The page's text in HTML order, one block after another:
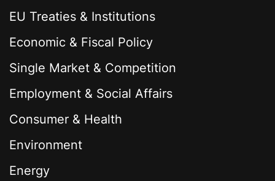
EU Treaties & Institutions
Economic & Fiscal Policy
Single Market & Competition
Employment & Social Affairs
Consumer & Health
Environment
Energy